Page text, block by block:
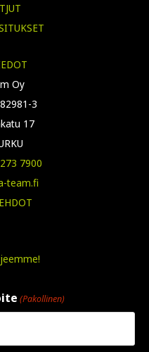
Oy
3
17
7900
team.fi
(Pakollinen)